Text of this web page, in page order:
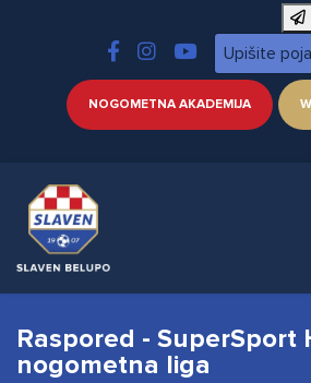
NOGOMETNA AKADEMIJA
Raspored - SuperSport
nogometna liga